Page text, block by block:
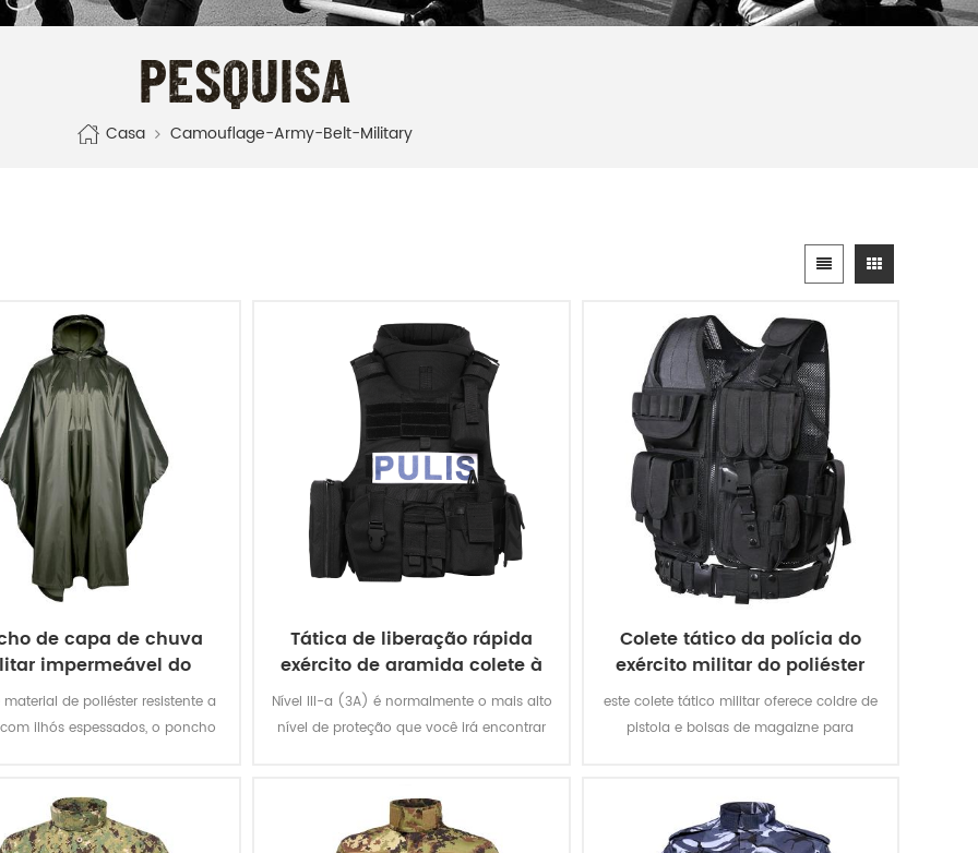
PESQUISA
Casa Camouflage-Army-Belt-Military
de capa de chuva
impermeável do
exército
material de poliéster resistente a
ilhós espessados, o poncho
à água e extremamente
à abrasão e rasgos.
Tática de liberação rápida
exército de aramida colete à
prova de balas
Nível III-a (3A) é normalmente o mais alto
nível de proteção que você irá encontrar
um .44 magnum. Que é grande proteção.
Não se contente com coletes outros que
Colete tático da polícia do
exército militar do poliéster
600d
este colete tático militar oferece coldre de
pistola e bolsas de magaizne para
o colete durável e impermeável.